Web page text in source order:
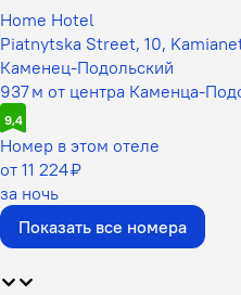
Home Hotel
Piatnytska Street, 10,
Каменец-Подольский
937 м от центра Каменца-
9,4
Номер в этом отеле
от 11 224 ₽
за ночь
Показать все номера